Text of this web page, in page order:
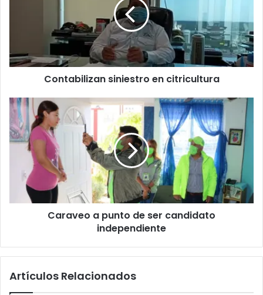
Contabilizan siniestro en citricultura
Caraveo a punto de ser candidato
independiente
Artículos Relacionados